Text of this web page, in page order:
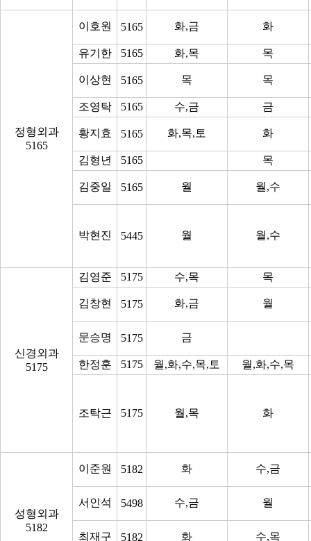
정형외과
5165
이호원 5165 화,금 화
유기한 5165 화,목 목
이상현 5165 목 목
조영탁 5165 수,금 금
황지효 5165 화,목,토 화
김형년 5165 목
김중일 5165 월 월,수
박현진 5445 월 월,수
신경외과
5175
김영준 5175 수,목 목
김창현 5175 화,금 월
문승명 5175 금
한정훈 5175 월,화,수,목,토 월,화,수,목
조탁근 5175 월,목 화
성형외과
5182
이준원 5182 화 수,금
서인석 5498 수,금 월
최재구 5182 화 수,목